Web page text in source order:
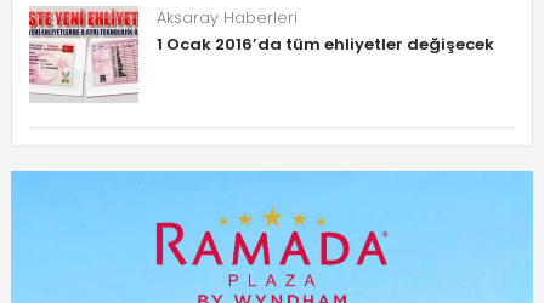
Aksaray Haberleri
1 Ocak 2016’da tüm ehliyetler değişecek